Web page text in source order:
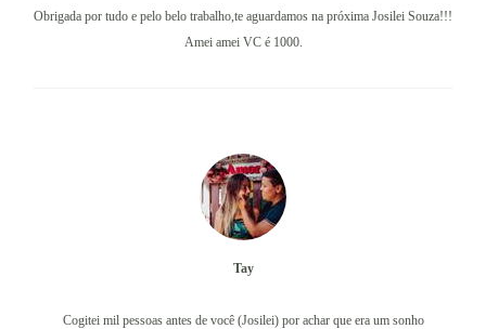
Obrigada por tudo e pelo belo trabalho,te aguardamos na próxima Josilei Souza!!!
Amei amei VC é 1000.
Cogitei mil pessoas antes de você (Josilei) por achar que era um sonho
Tay